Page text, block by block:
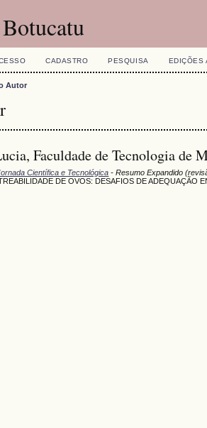
CADASTRO PESQUISA EDIÇÕES
Autor
Faculdade de Tecnologia de
Científica e Tecnológica - Resumo Expandido
DE OVOS: DESAFIOS DE ADEQUAÇÃO